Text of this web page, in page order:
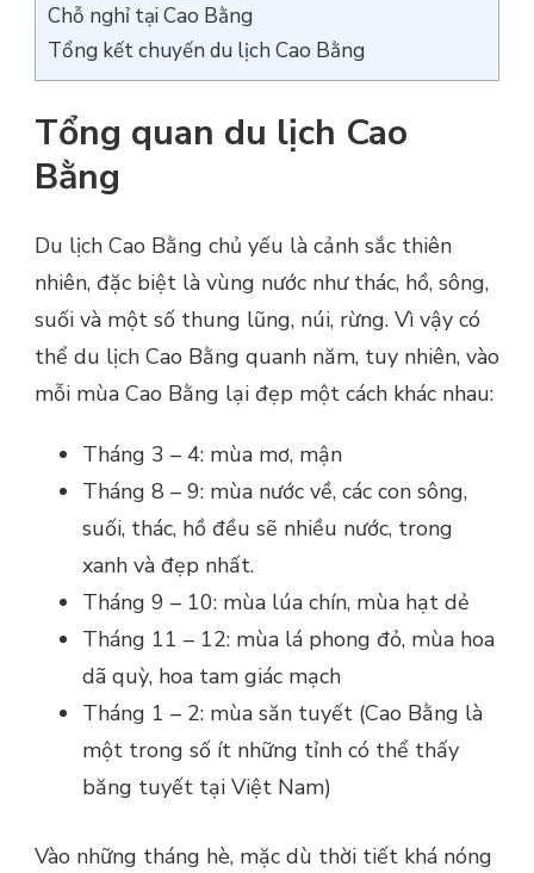
Chỗ nghỉ tại Cao Bằng
Tổng kết chuyến du lịch Cao Bằng
Tổng quan du lịch Cao
Bằng
Du lịch Cao Bằng chủ yếu là cảnh sắc thiên
nhiên, đặc biệt là vùng nước như thác, hồ, sông,
suối và một số thung lũng, núi, rừng. Vì vậy có
thể du lịch Cao Bằng quanh năm, tuy nhiên, vào
mỗi mùa Cao Bằng lại đẹp một cách khác nhau:
Tháng 3 – 4: mùa mơ, mận
Tháng 8 – 9: mùa nước về, các con sông,
suối, thác, hồ đều sẽ nhiều nước, trong
xanh và đẹp nhất.
Tháng 9 – 10: mùa lúa chín, mùa hạt dẻ
Tháng 11 – 12: mùa lá phong đỏ, mùa hoa
dã quỳ, hoa tam giác mạch
Tháng 1 – 2: mùa săn tuyết (Cao Bằng là
một trong số ít những tỉnh có thể thấy
băng tuyết tại Việt Nam)
Vào những tháng hè, mặc dù thời tiết khá nóng